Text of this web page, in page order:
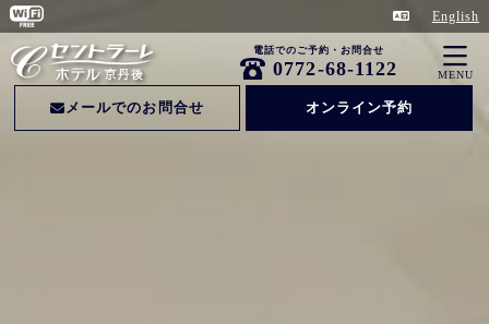
English
電話でのご予約・お問合せ
0772-68-1122
メールでのお問合せ オンライン予約
MENU